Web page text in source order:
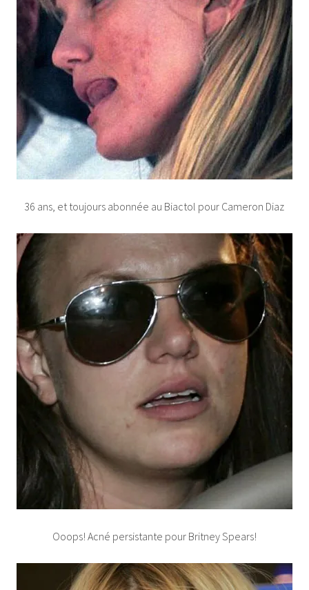
36 ans, et toujours abonnée au Biactol pour Cameron Diaz
Ooops! Acné persistante pour Britney Spears!